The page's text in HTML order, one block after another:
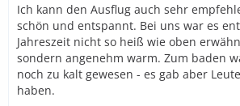
Ich kann den Ausflug auch sehr
schön und entspannt. Bei uns war es
Jahreszeit nicht so heiß wie oben
sondern angenehm warm. Zum baden
noch zu kalt gewesen - es gab aber
haben.